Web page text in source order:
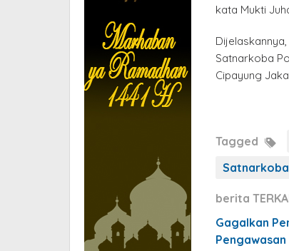
kata Mukti
Satnarkoba
Cipayung
Tagged
Satnarkoba
berita
Gagalkan